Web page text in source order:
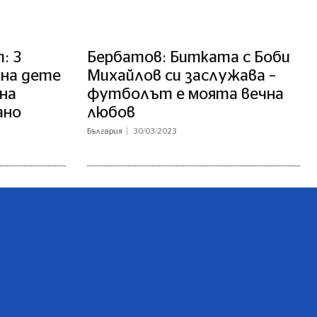
3
дете
Бербатов: Битката с Боби
Михайлов си заслужава –
футболът е моята вечна
любов
България 30/03/2023